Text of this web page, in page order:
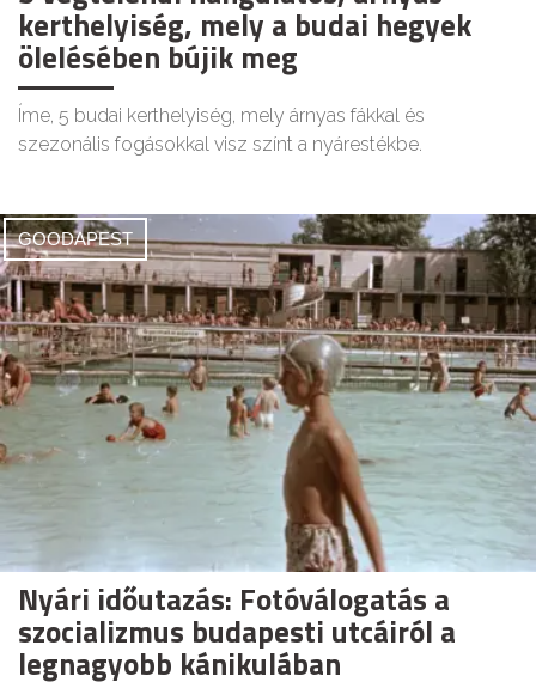
kerthelyiség, mely a budai hegyek
ölelésében bújik meg
Íme, 5 budai kerthelyiség, mely árnyas fákkal és
szezonális fogásokkal visz színt a nyárestékbe.
GOODAPEST
Nyári időutazás: Fotóválogatás a
szocializmus budapesti utcáiról a
legnagyobb kánikulában